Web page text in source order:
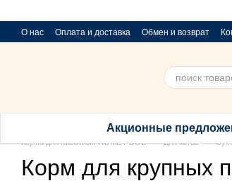
О нас Оплата и доставка Обмен и возврат
Акционные
Корма для животных HOME FOOD Для котов
Корм для крупных